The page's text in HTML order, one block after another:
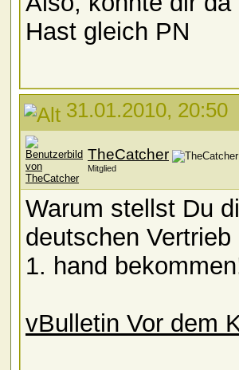
Hast gleich PN
31.01.2010, 20:50
TheCatcher
Mitglied
Warum stellst Du
deutschen
1. hand
vBulletin Vor dem